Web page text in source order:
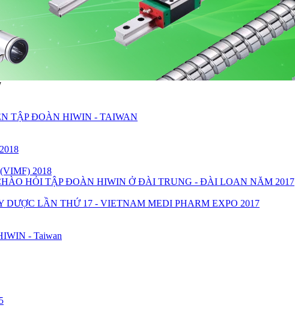
TẬP ĐOÀN HIWIN - TAIWAN
2018
HỎI TẬP ĐOÀN HIWIN Ở ĐÀI TRUNG - ĐÀI LOAN NĂM 2017
LẦN THỨ 17 - VIETNAM MEDI PHARM EXPO 2017
- Taiwan